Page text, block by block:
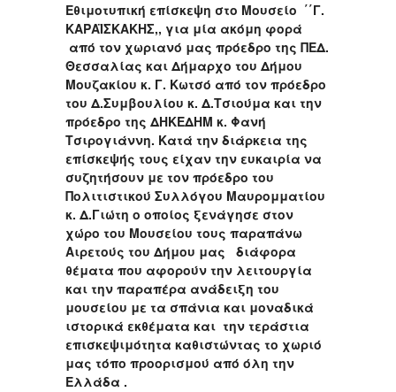
Εθιμοτυπική επίσκεψη στο Μουσείο ΄΄Γ.
ΚΑΡΑΪΣΚΑΚΗΣ,, για μία ακόμη φορά
από τον χωριανό μας πρόεδρο της ΠΕΔ.
Θεσσαλίας και Δήμαρχο του Δήμου
Μουζακίου κ. Γ. Κωτσό από τον πρόεδρο
του Δ.Συμβουλίου κ. Δ.Τσιούμα και την
πρόεδρο της ΔΗΚΕΔΗΜ κ. Φανή
Τσιρογιάννη. Κατά την διάρκεια της
επίσκεψής τους είχαν την ευκαιρία να
συζητήσουν με τον πρόεδρο του
Πολιτιστικού Συλλόγου Μαυρομματίου
κ. Δ.Γιώτη ο οποίος ξενάγησε στον
χώρο του Μουσείου τους παραπάνω
Αιρετούς του Δήμου μας διάφορα
θέματα που αφορούν την λειτουργία
και την παραπέρα ανάδειξη του
μουσείου με τα σπάνια και μοναδικά
ιστορικά εκθέματα και την τεράστια
επισκεψιμότητα καθιστώντας το χωριό
μας τόπο προορισμού από όλη την
Ελλάδα .